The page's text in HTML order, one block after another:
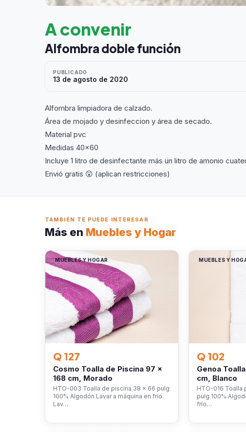
A convenir
Alfombra doble función
PUBLICADO
13 de agosto de 2020
Alfombra limpiadora de calzado.
Área de mojado y desinfeccion y área de secado.
Material pvc
Medidas 40x60
Incluye 1 litro de desinfectante más un litro de amonio
Envió gratis 😲 (aplican restricciones)
TAMBIÉN TE PUEDE INTERESAR
Más en Muebles y Hogar
MUEBLES Y HOGAR
Q 127
Cosmo Toalla de Piscina 97 x
168 cm, Morado
HTO-003 Toalla de piscina 38 x 66 pulg
100% Algodón Lavar a máquina en frío.
Lav…
MUEBLES Y
Q 102
Genoa
cm, Blanco
HTO-016 Toalla
pulg 100%
frío…